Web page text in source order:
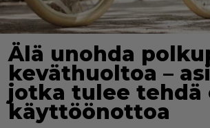
Älä unohda
keväthuoltoa –
jotka tulee tehdä
käyttöönottoa